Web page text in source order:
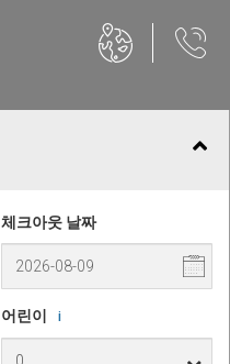
체크아웃 날짜
어린이 i